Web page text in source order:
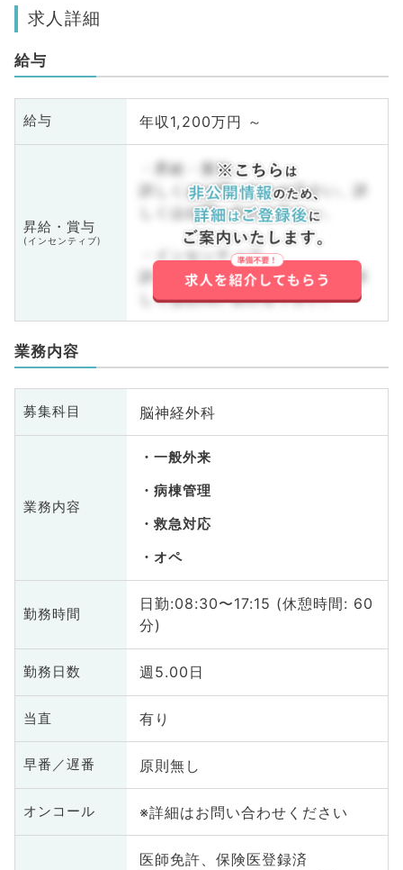
求人詳細
給与
給与 年収1,200万円 ～
昇給・賞与
(インセンティブ)
・昇給・賞与
詳しくはお問い合わせ下さい。詳
しくはお問い合わせ下さい。
・インセンティブ
詳しくはお問い合わせ下さい。詳
しくはお問い合わせ下さい。
業務内容
募集科目 脳神経外科
業務内容
一般外来
病棟管理
救急対応
オペ
勤務時間
日勤:08:30〜17:15 (休憩時間: 60
分)
勤務日数 週5.00日
当直 有り
早番／遅番 原則無し
オンコール ※詳細はお問い合わせください
医師免許、保険医登録済